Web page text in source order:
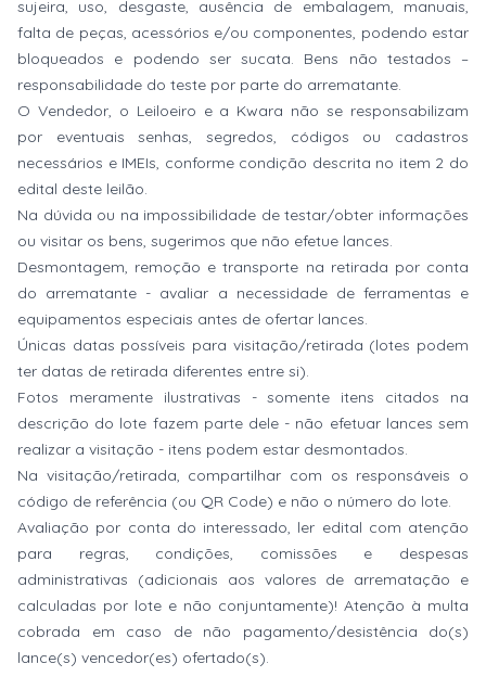
sujeira, uso, desgaste, ausência de embalagem, manuais,
falta de peças, acessórios e/ou componentes, podendo estar
bloqueados e podendo ser sucata. Bens não testados –
responsabilidade do teste por parte do arrematante.
O Vendedor, o Leiloeiro e a Kwara não se responsabilizam
por eventuais senhas, segredos, códigos ou cadastros
necessários e IMEIs, conforme condição descrita no item 2 do
edital deste leilão.
Na dúvida ou na impossibilidade de testar/obter informações
ou visitar os bens, sugerimos que não efetue lances.
Desmontagem, remoção e transporte na retirada por conta
do arrematante - avaliar a necessidade de ferramentas e
equipamentos especiais antes de ofertar lances.
Únicas datas possíveis para visitação/retirada (lotes podem
ter datas de retirada diferentes entre si).
Fotos meramente ilustrativas - somente itens citados na
descrição do lote fazem parte dele - não efetuar lances sem
realizar a visitação - itens podem estar desmontados.
Na visitação/retirada, compartilhar com os responsáveis o
código de referência (ou QR Code) e não o número do lote.
Avaliação por conta do interessado, ler edital com atenção
para regras, condições, comissões e despesas
administrativas (adicionais aos valores de arrematação e
calculadas por lote e não conjuntamente)! Atenção à multa
cobrada em caso de não pagamento/desistência do(s)
lance(s) vencedor(es) ofertado(s).